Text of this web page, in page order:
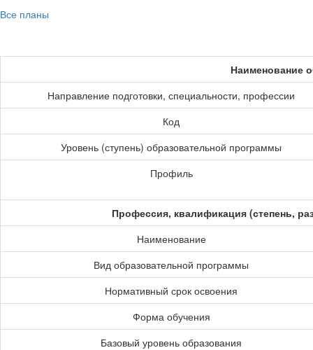
Все планы
Наименование
Направление подготовки, специальности, профессии
Код
Уровень (ступень) образовательной программы
Профиль
Профессия, квалификация (степень,
Наименование
Вид образовательной программы
Нормативный срок освоения
Форма обучения
Базовый уровень образования